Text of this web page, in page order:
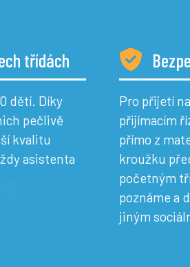
třídách
dětí. Díky
pečlivě
kvalitu
asistenta
Pro přijetí
přijímacím
přímo z
kroužku
početným
poznáme a
jiným